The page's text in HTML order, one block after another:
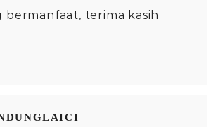
bermanfaat, terima kasih